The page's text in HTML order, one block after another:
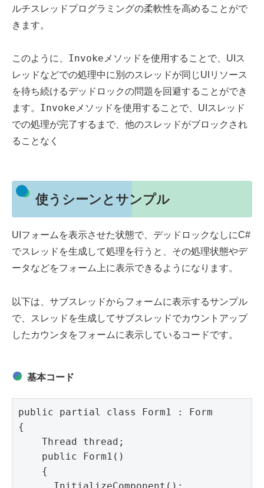
ルチスレッドプログラミングの柔軟性を高めることがで
きます。
このように、 Invoke メソッドを使用することで、UIス
レッドなどでの処理中に別のスレッドが同じUIリソース
を待ち続けるデッドロックの問題を回避することができ
ます。 Invoke メソッドを使用することで、UIスレッド
での処理が完了するまで、他のスレッドがブロックされ
ることなく
使うシーンとサンプル
UIフォームを表示させた状態で、デッドロックなしにC#
でスレッドを生成して処理を行うと、その処理状態やデ
ータなどをフォーム上に表示できるようになります。
以下は、サブスレッドからフォームに表示するサンプル
で、スレッドを生成してサブスレッドでカウントアップ
したカウンタをフォームに表示しているコードです。
基本コード
public partial class Form1 : Form
{
    Thread thread;
    public Form1()
    {
      InitializeComponent();